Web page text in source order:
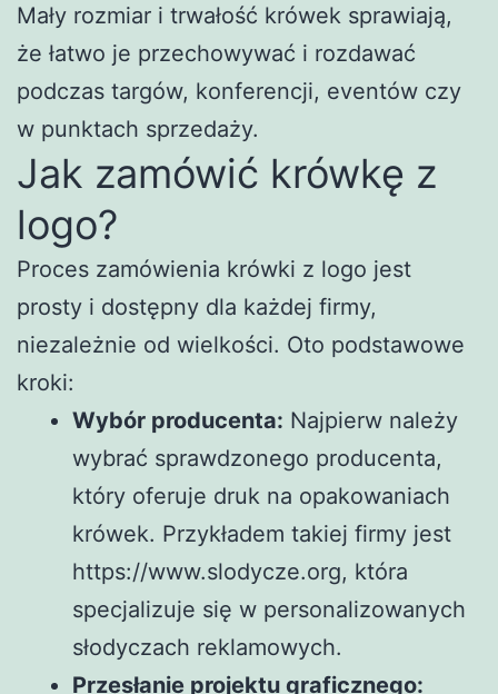
Mały rozmiar i trwałość krówek sprawiają,
że łatwo je przechowywać i rozdawać
podczas targów, konferencji, eventów czy
w punktach sprzedaży.
Jak zamówić krówkę z
logo?
Proces zamówienia krówki z logo jest
prosty i dostępny dla każdej firmy,
niezależnie od wielkości. Oto podstawowe
kroki:
Wybór producenta: Najpierw należy
wybrać sprawdzonego producenta,
który oferuje druk na opakowaniach
krówek. Przykładem takiej firmy jest
https://www.slodycze.org, która
specjalizuje się w personalizowanych
słodyczach reklamowych.
Przesłanie projektu graficznego: